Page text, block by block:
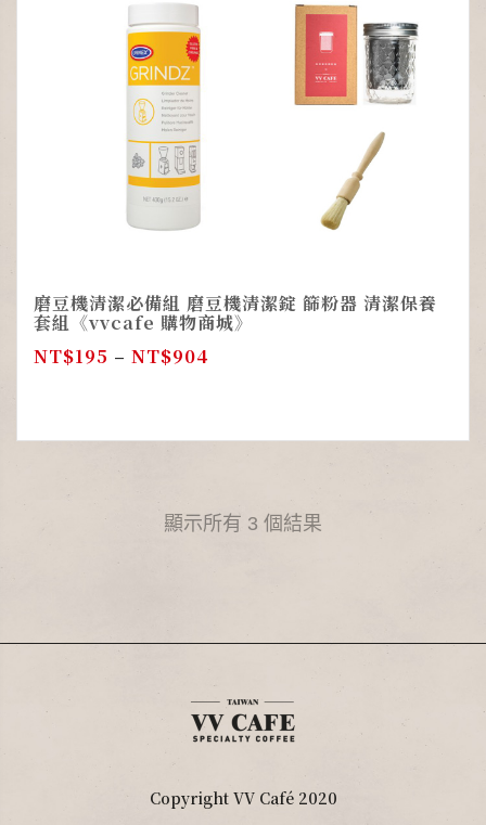
磨豆機清潔必備組 磨豆機清潔錠 篩粉器 清潔保養
套組《vvcafe 購物商城》
NT$195 – NT$904
顯示所有 3 個結果
Copyright VV Café 2020